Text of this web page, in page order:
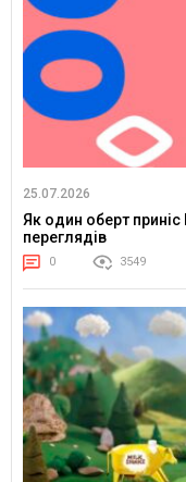
25.07.2026
Як один оберт
переглядів
0 3549